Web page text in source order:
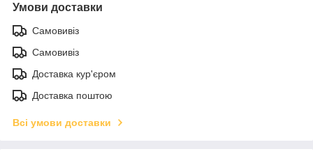
Умови доставки
Самовивіз
Самовивіз
Доставка кур'єром
Доставка поштою
Всі умови доставки